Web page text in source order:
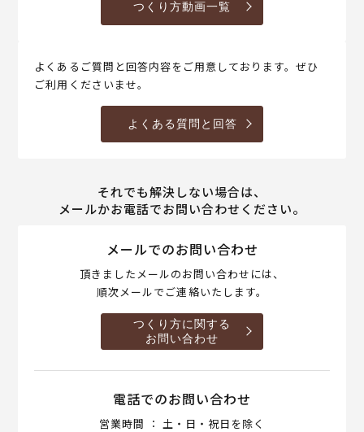
つくり方動画一覧
よくあるご質問と回答内容をご用意しております。ぜひ
ご利用くださいませ。
よくある質問と回答
それでも解決しない場合は、
メールかお電話でお問い合わせください。
メールでのお問い合わせ
頂きましたメールのお問い合わせには、
順次メールでご連絡いたします。
つくり方に関する
お問い合わせ
電話でのお問い合わせ
営業時間 ： 土・日・祝日を除く